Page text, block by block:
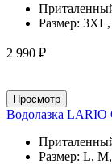
Размер:
2 990 ₽
Просмотр
Водолазка
Размер: L,